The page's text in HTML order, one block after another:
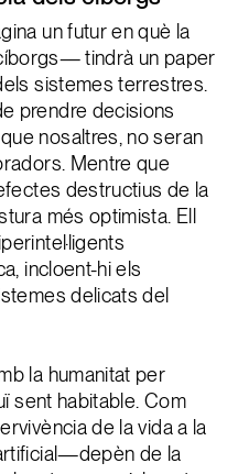
un futur en què la
tindrà un paper
sistemes terrestres.
prendre decisions
nosaltres, no seran
Mentre que
destructius de la
més optimista. Ell
incloent-hi els
delicats del
la humanitat per
sent habitable. Com
de la vida a la
de la